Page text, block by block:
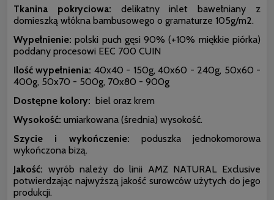
Tkanina pokryciowa: delikatny inlet bawełniany z
domieszką włókna bambusowego o gramaturze 105g/m2.
Wypełnienie:polski puch gęsi 90% (+10% miękkie piórka)
poddany procesowi EEC 700 CUIN
Ilość wypełnienia: 40x40 - 150g, 40x60 - 240g, 50x60 -
400g, 50x70 - 500g, 70x80 - 900g
Dostępne kolory: biel oraz krem
Wysokość: umiarkowana (średnia) wysokość.
Szycie i wykończenie: poduszka jednokomorowa
wykończona bizą.
Jakość: wyrób należy do linii AMZ NATURAL Exclusive
potwierdzając najwyższą jakość surowców użytych do jego
produkcji.